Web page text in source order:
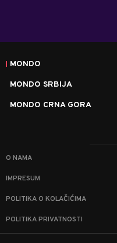
MONDO
MONDO SRBIJA
MONDO CRNA GORA
O NAMA
IMPRESUM
POLITIKA O KOLAČIĆIMA
POLITIKA PRIVATNOSTI